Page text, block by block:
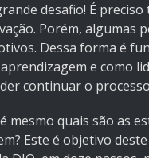
desafio! É
Porém, algumas
Dessa forma é
e como
continuar o
mesmo quais são as
Este é objetivo